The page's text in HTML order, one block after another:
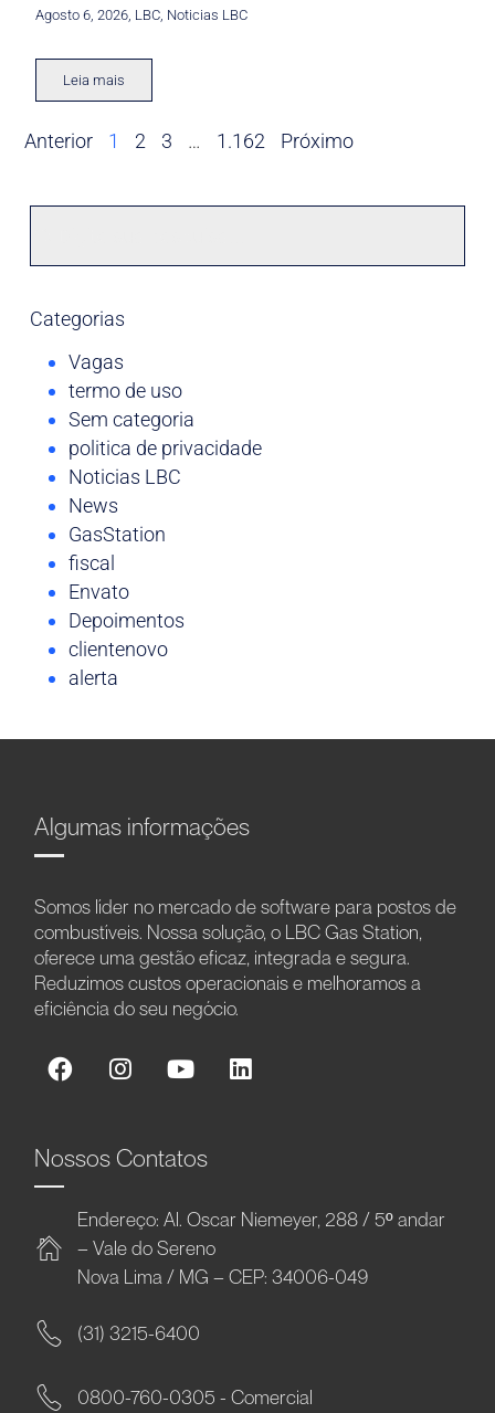
Agosto 6, 2026 LBC Noticias LBC
Leia mais
Anterior 1 2 3 … 1.162 Próximo
Categorias
Vagas
termo de uso
Sem categoria
politica de privacidade
Noticias LBC
News
GasStation
fiscal
Envato
Depoimentos
clientenovo
alerta
Algumas informações
Somos líder no mercado de software para postos de
combustíveis. Nossa solução, o LBC Gas Station,
oferece uma gestão eficaz, integrada e segura.
Reduzimos custos operacionais e melhoramos a
eficiência do seu negócio.
Nossos Contatos
Endereço: Al. Oscar Niemeyer, 288 / 5º andar
– Vale do Sereno
Nova Lima / MG – CEP: 34006-049
(31) 3215-6400
0800-760-0305 - Comercial